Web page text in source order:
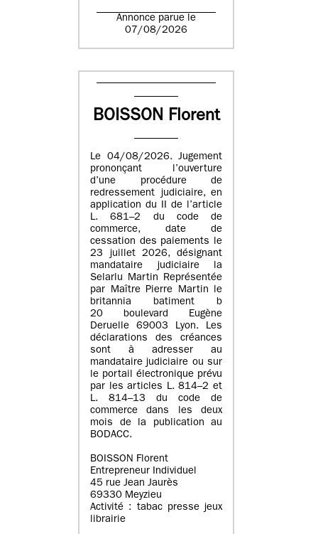
Annonce parue le
07/08/2026
BOISSON Florent
Le 04/08/2026. Jugement
prononçant l’ouverture
d’une procédure de
redressement judiciaire, en
application du II de l’article
L. 681–2 du code de
commerce, date de
cessation des paiements le
23 juillet 2026, désignant
mandataire judiciaire la
Selarlu Martin Représentée
par Maître Pierre Martin le
britannia batiment b
20 boulevard Eugène
Deruelle 69003 Lyon. Les
déclarations des créances
sont à adresser au
mandataire judiciaire ou sur
le portail électronique prévu
par les articles L. 814–2 et
L. 814–13 du code de
commerce dans les deux
mois de la publication au
BODACC.
BOISSON Florent
Entrepreneur Individuel
45 rue Jean Jaurès
69330 Meyzieu
Activité : tabac presse jeux
librairie